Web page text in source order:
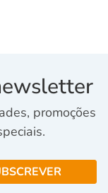
promoções